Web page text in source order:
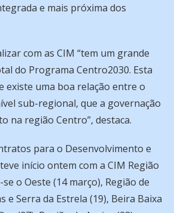
e mais próxima dos
com as CIM “tem um grande
do Programa Centro2030. Esta
existe uma boa relação entre o
sub-regional, que a governação
na região Centro”, destaca.
para o Desenvolvimento e
início ontem com a CIM Região
o Oeste (14 março), Região de
e Serra da Estrela (19), Beira Baixa